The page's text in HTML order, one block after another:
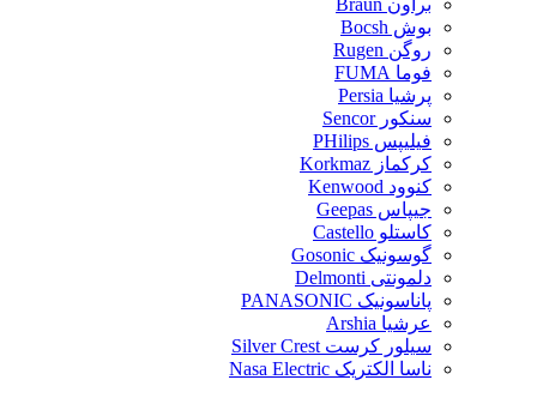
بوش Bocsh
روگن Rugen
فوما FUMA
پرشیا Persia
سنکور Sencor
فیلیپس PHilips
کرکماز Korkmaz
کنوود Kenwood
جیپاس Geepas
کاستلو Castello
گوسونیک Gosonic
دلمونتی Delmonti
پاناسونیک PANASONIC
عرشیا Arshia
سیلور کرست Silver Crest
ناسا الکتریک Nasa Electric